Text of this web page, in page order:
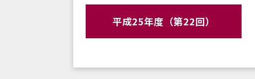
平成25年度（第22回）